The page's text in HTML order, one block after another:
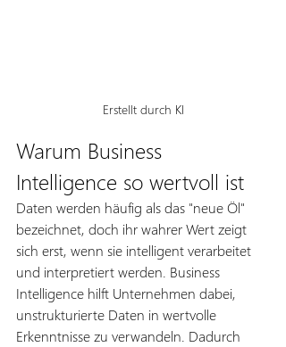
Erstellt durch KI
Warum Business
Intelligence so wertvoll ist
Daten werden häufig als das "neue Öl"
bezeichnet, doch ihr wahrer Wert zeigt
sich erst, wenn sie intelligent verarbeitet
und interpretiert werden. Business
Intelligence hilft Unternehmen dabei,
unstrukturierte Daten in wertvolle
Erkenntnisse zu verwandeln. Dadurch